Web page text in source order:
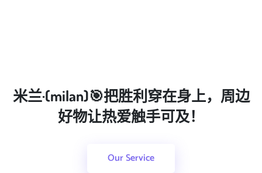
米兰·(milan)🎯把胜利穿在身上，周边
好物让热爱触手可及！
Our Service